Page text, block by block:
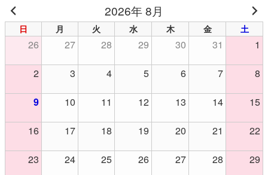
2026年 8月
日 月 火 水 木 金 土
26 27 28 29 30 31 1
2 3 4 5 6 7 8
9 10 11 12 13 14 15
16 17 18 19 20 21 22
23 24 25 26 27 28 29